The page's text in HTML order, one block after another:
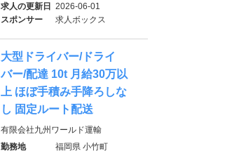
求人の更新日
2026-06-01
スポンサー
求人ボックス
大型ドライバー/ドライ
バー/配達 10t 月給30万以
上 ほぼ手積み手降ろしな
し 固定ルート配送
有限会社九州ワールド運輸
勤務地
福岡県 小竹町